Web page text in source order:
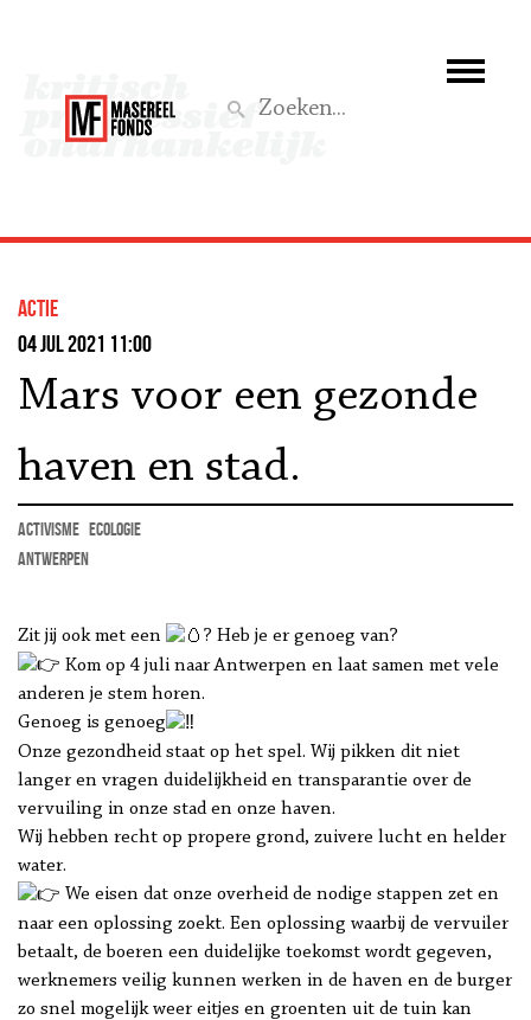
Wat we doen
Aktief
actie
04 jul 2021 11:00
Mars voor een gezonde
haven en stad.
activisme ecologie
Antwerpen
Zit jij ook met een
? Heb je er genoeg van?
Kom op 4 juli naar Antwerpen en laat samen met vele
anderen je stem horen.
Genoeg is genoeg
Onze gezondheid staat op het spel. Wij pikken dit niet
langer en vragen duidelijkheid en transparantie over de
vervuiling in onze stad en onze haven.
Wij hebben recht op propere grond, zuivere lucht en helder
water.
We eisen dat onze overheid de nodige stappen zet en
naar een oplossing zoekt. Een oplossing waarbij de vervuiler
betaalt, de boeren een duidelijke toekomst wordt gegeven,
werknemers veilig kunnen werken in de haven en de burger
zo snel mogelijk weer eitjes en groenten uit de tuin kan